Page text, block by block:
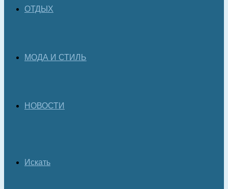
ОТДЫХ
МОДА И СТИЛЬ
НОВОСТИ
Искать